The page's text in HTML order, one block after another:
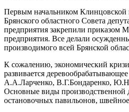
Первым начальником Клинцовской
Брянского областного Совета
предприятия закрепили приказом
предприятия. Все делали
производимого всей Брянской
К сожалению, экономический
развивается
А.А.Ларченко, В.Г.Бондаренко,
Основные виды производственной
остановочных павильонов,